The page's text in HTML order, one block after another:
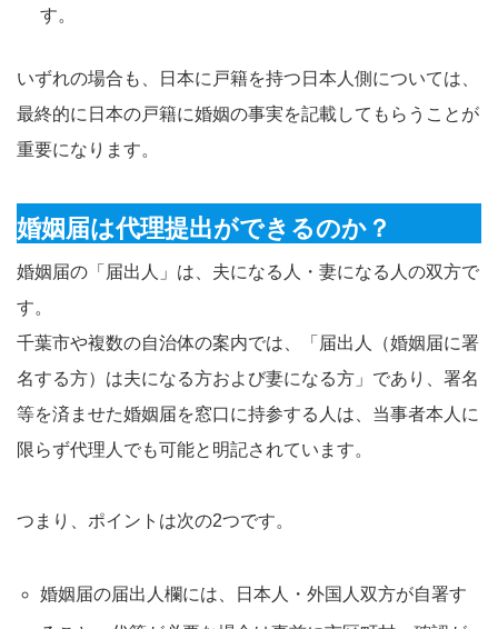
す。​
いずれの場合も、日本に戸籍を持つ日本人側については、
最終的に日本の戸籍に婚姻の事実を記載してもらうことが
重要になります。​
婚姻届は代理提出ができるのか？
婚姻届の「届出人」は、夫になる人・妻になる人の双方で
す。​
千葉市や複数の自治体の案内では、「届出人（婚姻届に署
名する方）は夫になる方および妻になる方」であり、署名
等を済ませた婚姻届を窓口に持参する人は、当事者本人に
限らず代理人でも可能と明記されています。​
つまり、ポイントは次の2つです。
婚姻届の届出人欄には、日本人・外国人双方が自署す